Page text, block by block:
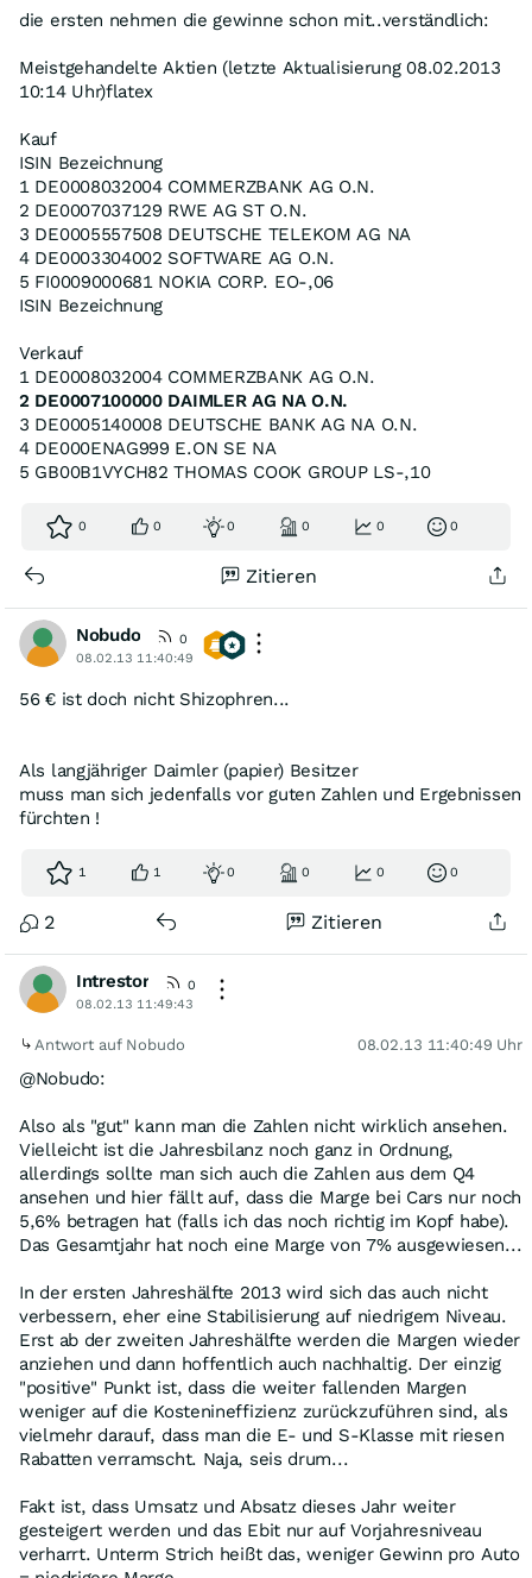
die ersten nehmen die gewinne schon mit..verständlich:
Meistgehandelte Aktien (letzte Aktualisierung 08.02.2013
10:14 Uhr)flatex
Kauf
ISIN Bezeichnung
1 DE0008032004 COMMERZBANK AG O.N.
2 DE0007037129 RWE AG ST O.N.
3 DE0005557508 DEUTSCHE TELEKOM AG NA
4 DE0003304002 SOFTWARE AG O.N.
5 FI0009000681 NOKIA CORP. EO-,06
ISIN Bezeichnung
Verkauf
1 DE0008032004 COMMERZBANK AG O.N.
2 DE0007100000 DAIMLER AG NA O.N.
3 DE0005140008 DEUTSCHE BANK AG NA O.N.
4 DE000ENAG999 E.ON SE NA
5 GB00B1VYCH82 THOMAS COOK GROUP LS-,10
0 0 0 0 0 0
Zitieren
Nobudo
0
08.02.13 11:40:49
56 € ist doch nicht Shizophren...
Als langjähriger Daimler (papier) Besitzer
muss man sich jedenfalls vor guten Zahlen und Ergebnissen
fürchten !
1 1 0 0 0 0
2 Zitieren
Intrestor
0
08.02.13 11:49:43
Antwort auf Nobudo 08.02.13 11:40:49 Uhr
@Nobudo:
Also als "gut" kann man die Zahlen nicht wirklich ansehen.
Vielleicht ist die Jahresbilanz noch ganz in Ordnung,
allerdings sollte man sich auch die Zahlen aus dem Q4
ansehen und hier fällt auf, dass die Marge bei Cars nur noch
5,6% betragen hat (falls ich das noch richtig im Kopf habe).
Das Gesamtjahr hat noch eine Marge von 7% ausgewiesen...
In der ersten Jahreshälfte 2013 wird sich das auch nicht
verbessern, eher eine Stabilisierung auf niedrigem Niveau.
Erst ab der zweiten Jahreshälfte werden die Margen wieder
anziehen und dann hoffentlich auch nachhaltig. Der einzig
"positive" Punkt ist, dass die weiter fallenden Margen
weniger auf die Kostenineffizienz zurückzuführen sind, als
vielmehr darauf, dass man die E- und S-Klasse mit riesen
Rabatten verramscht. Naja, seis drum...
Fakt ist, dass Umsatz und Absatz dieses Jahr weiter
gesteigert werden und das Ebit nur auf Vorjahresniveau
verharrt. Unterm Strich heißt das, weniger Gewinn pro Auto